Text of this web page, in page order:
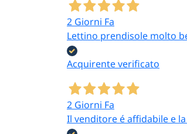
2 Giorni Fa
Lettino prendisole molto
Acquirente verificato
2 Giorni Fa
Il venditore é affidabile e